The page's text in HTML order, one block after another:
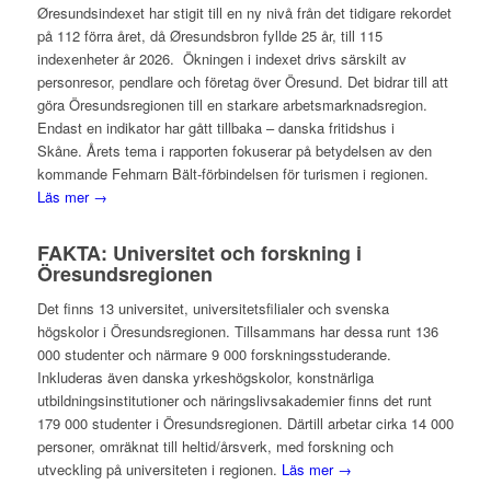
Øresundsindexet har stigit till en ny nivå från det tidigare rekordet
på 112 förra året, då Øresundsbron fyllde 25 år, till 115
indexenheter år 2026. Ökningen i indexet drivs särskilt av
personresor, pendlare och företag över Öresund. Det bidrar till att
göra Öresundsregionen till en starkare arbetsmarknadsregion.
Endast en indikator har gått tillbaka – danska fritidshus i
Skåne. Årets tema i rapporten fokuserar på betydelsen av den
kommande Fehmarn Bält-förbindelsen för turismen i regionen.
Läs mer →
FAKTA: Universitet och forskning i
Öresundsregionen
Det finns 13 universitet, universitetsfilialer och svenska
högskolor i Öresundsregionen. Tillsammans har dessa runt 136
000 studenter och närmare 9 000 forskningsstuderande.
Inkluderas även danska yrkeshögskolor, konstnärliga
utbildningsinstitutioner och näringslivsakademier finns det runt
179 000 studenter i Öresundsregionen. Därtill arbetar cirka 14 000
personer, omräknat till heltid/årsverk, med forskning och
utveckling på universiteten i regionen. Läs mer →